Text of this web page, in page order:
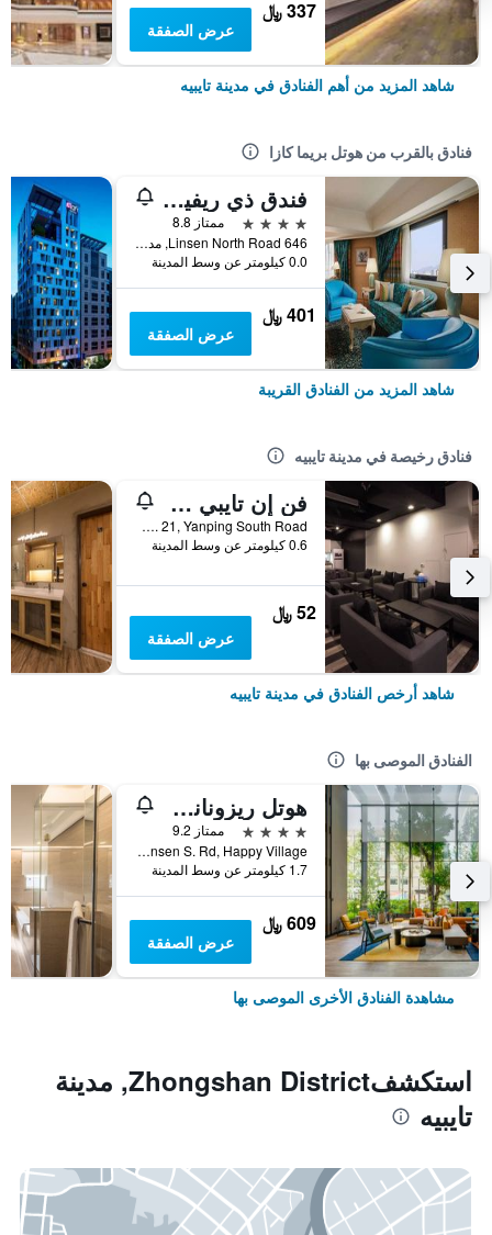
337 ﷼
عرض الصفقة
شاهد المزيد من أهم الفنادق في مدينة تايبيه
فنادق بالقرب من هوتل بريما كازا
فندق ذي ريفييرا
4 نجوم
ممتاز 8.8
646 Linsen North Road, مدينة تايبيه, تايوان
0.0 كيلومتر عن وسط المدينة
401 ﷼
عرض الصفقة
شاهد المزيد من الفنادق القريبة
فنادق رخيصة في مدينة تايبيه
فن إن تايبي هوستل
2F, No. 21, Yanping South Road, مدينة تايبيه, تايوان
0.6 كيلومتر عن وسط المدينة
52 ﷼
عرض الصفقة
شاهد أرخص الفنادق في مدينة تايبيه
الفنادق الموصى بها
هوتل ريزونانس تايبي، تابيستري كوليكشن باي هيلتون
4 نجوم
ممتاز 9.2
No. 7 Linsen S. Rd, Happy Village, مدينة تايبيه, تايوان
1.7 كيلومتر عن وسط المدينة
609 ﷼
عرض الصفقة
مشاهدة الفنادق الأخرى الموصى بها
استكشفZhongshan District, مدينة
تايبيه